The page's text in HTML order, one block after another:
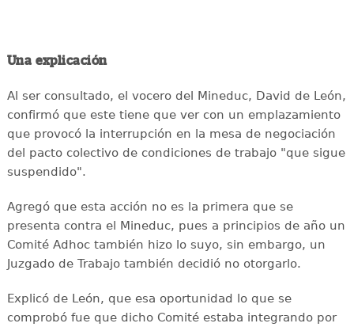
Una explicación
Al ser consultado, el vocero del Mineduc, David de León,
confirmó que este tiene que ver con un emplazamiento
que provocó la interrupción en la mesa de negociación
del pacto colectivo de condiciones de trabajo "que sigue
suspendido".
Agregó que esta acción no es la primera que se
presenta contra el Mineduc, pues a principios de año un
Comité Adhoc también hizo lo suyo, sin embargo, un
Juzgado de Trabajo también decidió no otorgarlo.
Explicó de León, que esa oportunidad lo que se
comprobó fue que dicho Comité estaba integrando por